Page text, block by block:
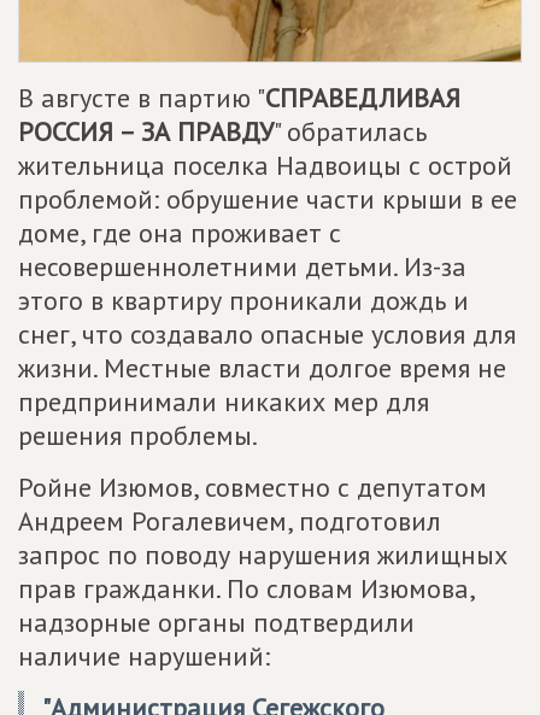
В августе в партию "СПРАВЕДЛИВАЯ
РОССИЯ – ЗА ПРАВДУ" обратилась
жительница поселка Надвоицы с острой
проблемой: обрушение части крыши в ее
доме, где она проживает с
несовершеннолетними детьми. Из-за
этого в квартиру проникали дождь и
снег, что создавало опасные условия для
жизни. Местные власти долгое время не
предпринимали никаких мер для
решения проблемы.
Ройне Изюмов, совместно с депутатом
Андреем Рогалевичем, подготовил
запрос по поводу нарушения жилищных
прав гражданки. По словам Изюмова,
надзорные органы подтвердили
наличие нарушений:
"Администрация Сегежского